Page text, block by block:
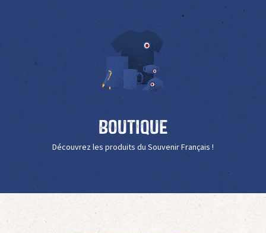
Boutique
Découvrez les produits du Souvenir Français !